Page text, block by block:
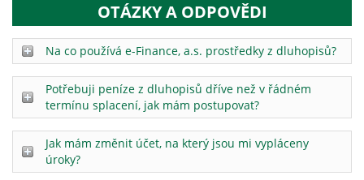
OTÁZKY A ODPOVĚDI
Na co používá e-Finance, a.s. prostředky z dluhopisů?
Potřebuji peníze z dluhopisů dříve než v řádném
termínu splacení, jak mám postupovat?
Jak mám změnit účet, na který jsou mi vypláceny
úroky?